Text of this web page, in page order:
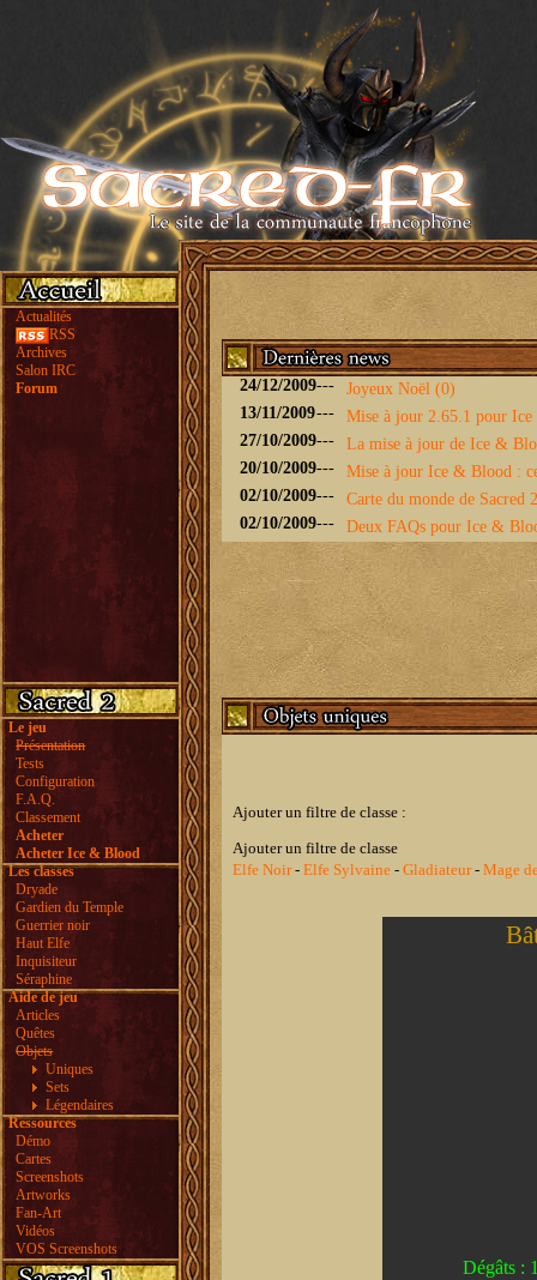
Actualités
RSS
Archives
Salon IRC
Forum
Le jeu
Présentation
Tests
Configuration
F.A.Q.
Classement
Acheter
Acheter Ice & Blood
Les classes
Dryade
Gardien du Temple
Guerrier noir
Haut Elfe
Inquisiteur
Séraphine
Aide de jeu
Articles
Quêtes
Objets
Uniques
Sets
Légendaires
Ressources
Démo
Cartes
Screenshots
Artworks
Fan-Art
Vidéos
VOS Screenshots
24/12/2009---
Joyeux Noël (0)
13/11/2009---
Mise à jour 2.65.1 pour
27/10/2009---
La mise à jour de Ice &
20/10/2009---
Mise à jour Ice & Blood :
02/10/2009---
Carte du monde de Sacred
02/10/2009--- Deux FAQs pour Ice &
Ajouter un filtre de classe :
Ajouter un filtre de classe
Elfe Noir- Elfe Sylvaine - Gladiateur- Mage
Dégâts :